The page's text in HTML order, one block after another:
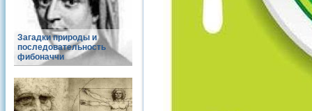
Загадки природы и
последовательность
фибоначчи